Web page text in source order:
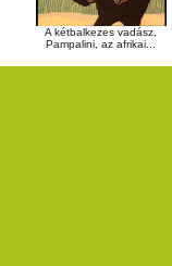
A kétbalkezes vadász,
Pampalini, az afrikai...